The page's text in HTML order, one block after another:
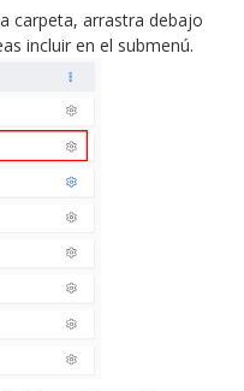
carpeta, arrastra debajo
incluir en el submenú.